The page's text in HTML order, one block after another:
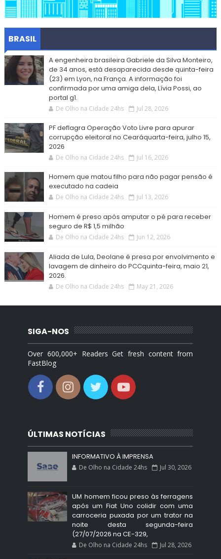
BRASIL
A engenheira brasileira Gabriele da Silva Monteiro,
de 34 anos, está desaparecida desde quinta-feira
(23) em Lyon, na França. A informação foi
confirmada por uma amiga dela, Lívia Possi, ao
portal g1.
De Olho na Cidade 24hs Jul 28, 2026
PF deflagra Operação Voto Livre para apurar
corrupção eleitoral no Cearáquarta-feira, julho 15,
2026
De Olho na Cidade 24hs Jul 16, 2026
Homem que matou filho para não pagar pensão é
executado na cadeia
De Olho na Cidade 24hs Jul 13, 2026
Homem é preso após amputar o pé para receber
seguro de R$ 1,5 milhão
De Olho na Cidade 24hs Jun 12, 2026
Aliada de Lula, Deolane é presa por envolvimento e
lavagem de dinheiro do PCCquinta-feira, maio 21,
2026.
De Olho na Cidade 24hs May 21, 2026
SIGA-NOS
Over 600,000+ Readers Get fresh content from
FastBlog
ÚLTIMAS NOTÍCIAS
INFORMATIVO À IMPRENSA
De Olho na Cidade 24hs Jul 30, 2026
UM homem ficou preso às ferragens
após um Fiat Uno colidir com uma
carroceria puxada por um trator na
noite desta segunda-feira
(27/07/2026 na CE-329,
De Olho na Cidade 24hs Jul 28, 2026